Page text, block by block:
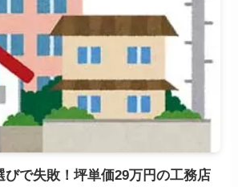
びで失敗！坪単価29万円の工務店